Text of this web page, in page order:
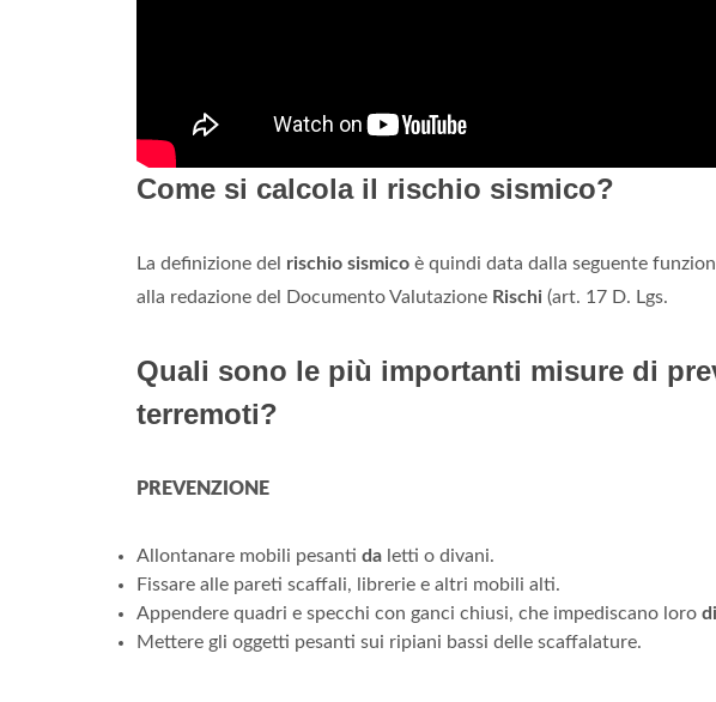
Come si calcola il rischio sismico?
La definizione del rischio sismico è quindi data dalla seguente
alla redazione del Documento Valutazione Rischi (art. 17 D. Lgs.
Quali sono le più importanti misure di
terremoti?
PREVENZIONE
Allontanare mobili pesanti da letti o divani.
Fissare alle pareti scaffali, librerie e altri mobili alti.
Appendere quadri e specchi con ganci chiusi, che impediscano loro di
Mettere gli oggetti pesanti sui ripiani bassi delle scaffalature.